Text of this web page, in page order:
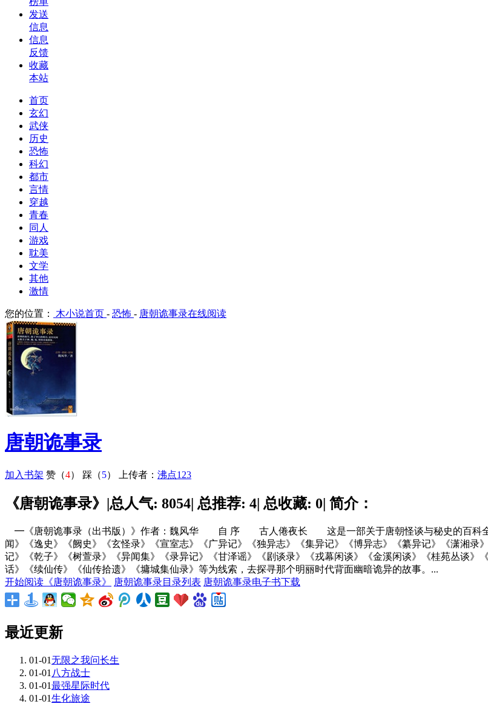
发送
信息
信息
反馈
收藏
本站
首页
玄幻
武侠
历史
恐怖
科幻
都市
言情
穿越
青春
同人
游戏
耽美
文学
其他
激情
您的位置： 木小说首页 - 恐怖 - 唐朝诡事录在线阅读
唐朝诡事录
加入书架 赞（4） 踩（5） 上传者： 沸点123
《唐朝诡事录》|总人气: 8054| 总推荐: 4| 总收藏: 0| 简介：
━《唐朝诡事录（出书版）》作者：魏风华 自 序 古人倦夜长 这是一部关于唐朝怪谈与秘史的百科全
闻》《逸史》《阙史》《玄怪录》《宣室志》《广异记》《独异志》《集异记》《博异志》《纂异记》《潇湘
记》《乾子》《树萱录》《异闻集》《录异记》《甘泽谣》《剧谈录》《戎幕闲谈》《金溪闲谈》《桂苑丛谈
话》《续仙传》《仙传拾遗》《墉城集仙录》等为线索，去探寻那个明丽时代背面幽暗诡异的故事。...
开始阅读《唐朝诡事录》
唐朝诡事录目录列表 唐朝诡事录电子书下载
最近更新
01-01无限之我问长生
01-01 八方战士
01-01最强星际时代
01-01生化旅途